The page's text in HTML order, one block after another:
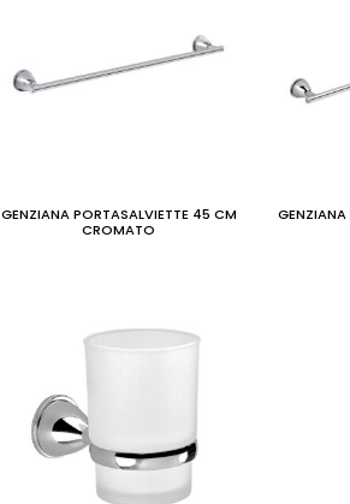
GENZIANA PORTASALVIETTE 45 CM
CROMATO